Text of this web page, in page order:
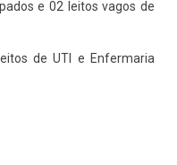
e 02 leitos vagos de
de UTI e Enfermaria